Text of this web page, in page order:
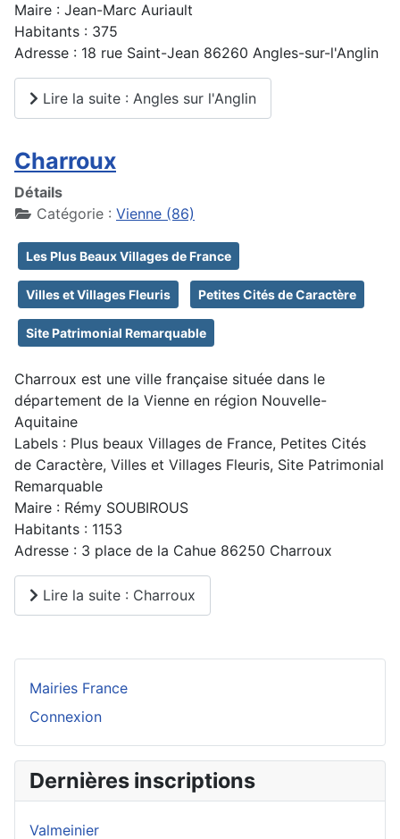
Maire : Jean-Marc Auriault
Habitants : 375
Adresse : 18 rue Saint-Jean 86260 Angles-sur-l'Anglin
Lire la suite : Angles sur l'Anglin
Charroux
Détails
Catégorie : Vienne (86)
Les Plus Beaux Villages de France
Villes et Villages Fleuris Petites Cités de Caractère
Site Patrimonial Remarquable
Charroux est une ville française située dans le
département de la Vienne en région Nouvelle-
Aquitaine
Labels : Plus beaux Villages de France, Petites Cités
de Caractère, Villes et Villages Fleuris, Site Patrimonial
Remarquable
Maire : Rémy SOUBIROUS
Habitants : 1153
Adresse : 3 place de la Cahue 86250 Charroux
Lire la suite : Charroux
Mairies France
Connexion
Dernières inscriptions
Valmeinier